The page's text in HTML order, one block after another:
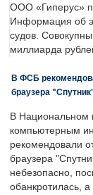
ООО «Гиперус»
Информация об
судов.
миллиарда
В ФСБ
браузера
В Национальном
компьютерным
рекомендовали
браузера
небезопасно,
обанкротилась,